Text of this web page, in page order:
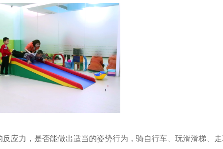
力，是否能做出适当的姿势行为，骑自行车、玩滑滑梯、